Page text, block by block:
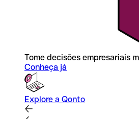
Tome decisões empresariais
Conheça já
Explore a Qonto